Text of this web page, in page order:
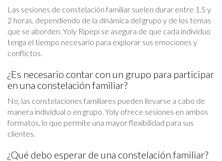
Las sesiones de constelación familiar suelen durar entre 1.5 y
2 horas, dependiendo de la dinámica del grupo y de los temas
que se aborden. Yoly Ripepi se asegura de que cada individuo
tenga el tiempo necesario para explorar sus emociones y
conflictos.
¿Es necesario contar con un grupo para participar
en una constelación familiar?
No, las constelaciones familiares pueden llevarse a cabo de
manera individual o en grupo. Yoly ofrece sesiones en ambos
formatos, lo que permite una mayor flexibilidad para sus
clientes.
¿Qué debo esperar de una constelación familiar?